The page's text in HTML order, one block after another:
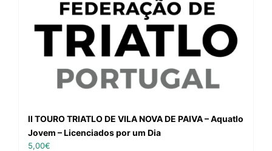
II TOURO TRIATLO DE VILA NOVA DE PAIVA – Aquatlo
Jovem – Licenciados por um Dia
5,00€